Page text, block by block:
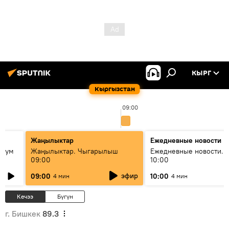
Кыргызстан
КЫРГ
09:00
Жаңылыктар
Жаңылыктар. Чыгарылыш
09:00
09:00 4 мин эфир
Ежедневные новости
Ежедневные новости.
10:00
10:00 4 мин
Кечээ Бүгүн
г. Бишкек 89.3